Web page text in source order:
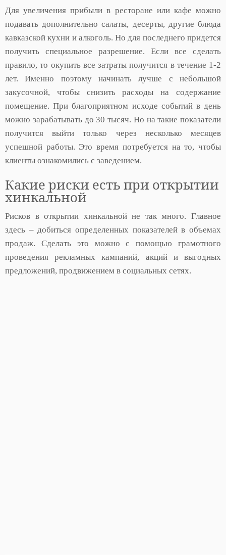
Для увеличения прибыли в ресторане или кафе можно
подавать дополнительно салаты, десерты, другие блюда
кавказской кухни и алкоголь. Но для последнего придется
получить специальное разрешение. Если все сделать
правило, то окупить все затраты получится в течение 1-2
лет. Именно поэтому начинать лучше с небольшой
закусочной, чтобы снизить расходы на содержание
помещение. При благоприятном исходе событий в день
можно зарабатывать до 30 тысяч. Но на такие показатели
получится выйти только через несколько месяцев
успешной работы. Это время потребуется на то, чтобы
клиенты ознакомились с заведением.
Какие риски есть при открытии
хинкальной
Рисков в открытии хинкальной не так много. Главное
здесь – добиться определенных показателей в объемах
продаж. Сделать это можно с помощью грамотного
проведения рекламных кампаний, акций и выгодных
предложений, продвижением в социальных сетях.